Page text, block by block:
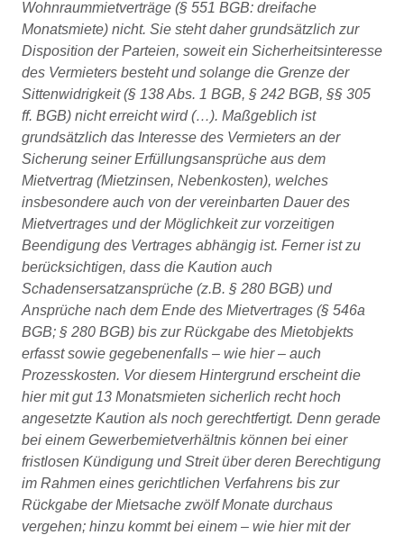
Wohnraummietverträge (§ 551 BGB: dreifache
Monatsmiete) nicht. Sie steht daher grundsätzlich zur
Disposition der Parteien, soweit ein Sicherheitsinteresse
des Vermieters besteht und solange die Grenze der
Sittenwidrigkeit (§ 138 Abs. 1 BGB, § 242 BGB, §§ 305
ff. BGB) nicht erreicht wird (…). Maßgeblich ist
grundsätzlich das Interesse des Vermieters an der
Sicherung seiner Erfüllungsansprüche aus dem
Mietvertrag (Mietzinsen, Nebenkosten), welches
insbesondere auch von der vereinbarten Dauer des
Mietvertrages und der Möglichkeit zur vorzeitigen
Beendigung des Vertrages abhängig ist. Ferner ist zu
berücksichtigen, dass die Kaution auch
Schadensersatzansprüche (z.B. § 280 BGB) und
Ansprüche nach dem Ende des Mietvertrages (§ 546a
BGB; § 280 BGB) bis zur Rückgabe des Mietobjekts
erfasst sowie gegebenenfalls – wie hier – auch
Prozesskosten. Vor diesem Hintergrund erscheint die
hier mit gut 13 Monatsmieten sicherlich recht hoch
angesetzte Kaution als noch gerechtfertigt. Denn gerade
bei einem Gewerbemietverhältnis können bei einer
fristlosen Kündigung und Streit über deren Berechtigung
im Rahmen eines gerichtlichen Verfahrens bis zur
Rückgabe der Mietsache zwölf Monate durchaus
vergehen; hinzu kommt bei einem – wie hier mit der